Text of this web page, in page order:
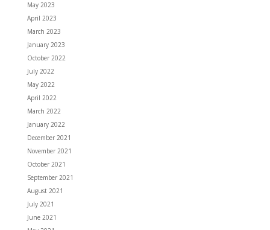
May 2023
April 2023
March 2023
January 2023
October 2022
July 2022
May 2022
April 2022
March 2022
January 2022
December 2021
November 2021
October 2021
September 2021
August 2021
July 2021
June 2021